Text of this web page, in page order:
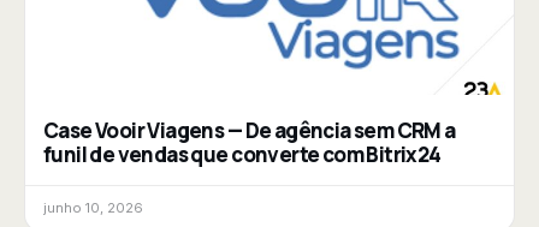
Case Vooir Viagens — De agência sem CRM a
funil de vendas que converte com Bitrix24
junho 10, 2026